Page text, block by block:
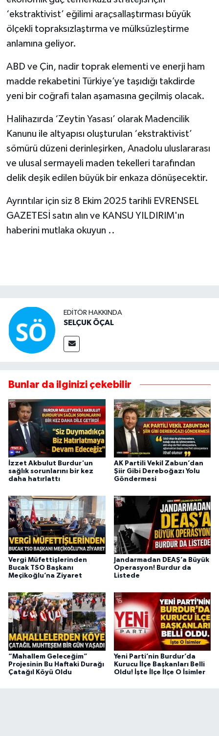
‘ekstraktivist’ eğilimi araçsallaştırması büyük
ölçekli topraksızlaştırma ve mülksüzleştirme
anlamına geliyor.
ABD ve Çin, nadir toprak elementi ve enerji ham
madde rekabetini Türkiye’ye taşıdığı takdirde
yeni bir coğrafi talan aşamasına geçilmiş olacak.
Halihazırda ‘Zeytin Yasası’ olarak Madencilik
Kanunu ile altyapısı oluşturulan ‘ekstraktivist’
sömürü düzeni derinleşirken, Anadolu uluslararası
ve ulusal sermayeli maden tekelleri tarafından
delik deşik edilen büyük bir enkaza dönüşecektir.
Ayrıntılar için siz 8 Ekim 2025 tarihli EVRENSEL
GAZETESİ satın alın ve KANSU YILDIRIM'ın
haberini mutlaka okuyun ..
EDITÖR HAKKINDA
SELÇUK ÖÇAL
Bunlar da ilginizi çekebilir
İzzet Akbulut Burdur'un
sağlık sorunlarını bir kez
daha hatırlattı
AK Partili Vekil Zabun’dan
Şiir Gibi Dereboğazı Yolu
Göndermesi
Vergi Müfettişlerinden
Bucak TSO Başkanı
Meçikoğlu’na Ziyaret
Jandarmadan DEAŞ’a Büyük
Operasyon! Burdur da
Listede
“Mahallem Geleceğim”
Projesinin Bu Haftaki Durağı
Çatağıl Köyü Oldu
Yeni Parti’nin Burdur’da
Kurucu İlçe Başkanları Belli
Oldu! İşte İlçe İlçe O İsimler